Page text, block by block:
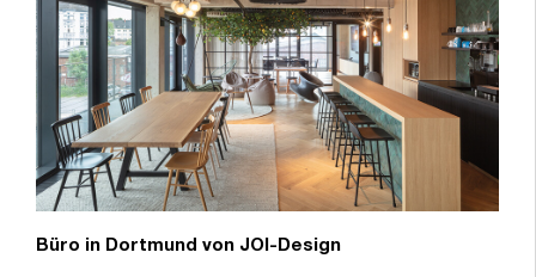
Büro in Dortmund von JOI-Design